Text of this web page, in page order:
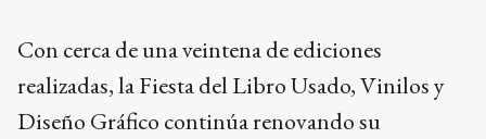
Con cerca de una veintena de ediciones
realizadas, la Fiesta del Libro Usado, Vinilos y
Diseño Gráfico continúa renovando su